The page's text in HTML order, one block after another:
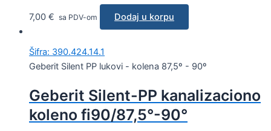
7,00 € sa PDV-om Dodaj u korpu
Šifra: 390.424.14.1
Geberit Silent PP lukovi - kolena 87,5º - 90º
Geberit Silent-PP kanalizaciono
koleno fi90/87,5°-90°